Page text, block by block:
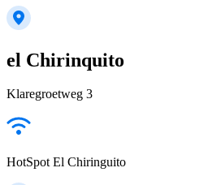
el Chirinquito
Klaregroetweg 3
HotSpot El Chiringuito